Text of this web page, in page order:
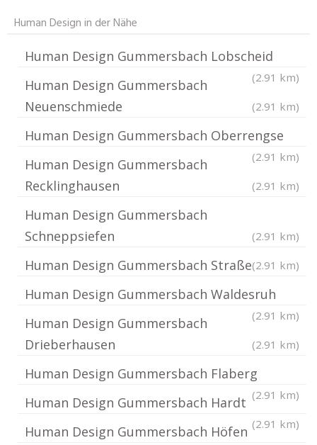
Human Design in der Nähe
Human Design Gummersbach Lobscheid
(2.91 km)
Human Design Gummersbach
Neuenschmiede
(2.91 km)
Human Design Gummersbach Oberrengse
(2.91 km)
Human Design Gummersbach
Recklinghausen
(2.91 km)
Human Design Gummersbach
Schneppsiefen
(2.91 km)
Human Design Gummersbach Straße(2.91 km)
Human Design Gummersbach Waldesruh
(2.91 km)
Human Design Gummersbach
Drieberhausen
(2.91 km)
Human Design Gummersbach Flaberg
(2.91 km)
Human Design Gummersbach Hardt
(2.91 km)
Human Design Gummersbach Höfen